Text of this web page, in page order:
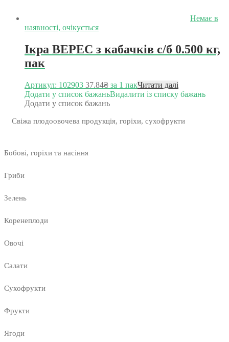
Немає в
наявності, очікується
Ікра ВЕРЕС з кабачків с/б 0.500 кг,
пак
Артикул: 102903 37.84₴ за 1 пакЧитати далі
Додати у список бажаньВидалити із списку бажань
Додати у список бажань
Свіжа плодоовочева продукція, горіхи, сухофрукти
Бобові, горіхи та насіння
Гриби
Зелень
Коренеплоди
Овочі
Салати
Сухофрукти
Фрукти
Ягоди